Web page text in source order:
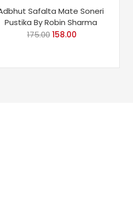
Safalta Mate Soneri
Pustika By Robin Sharma
175.00 Original
158.00